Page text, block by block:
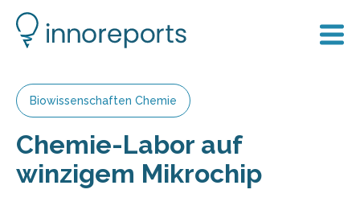
Biowissenschaften Chemie
Chemie-Labor auf
winzigem Mikrochip